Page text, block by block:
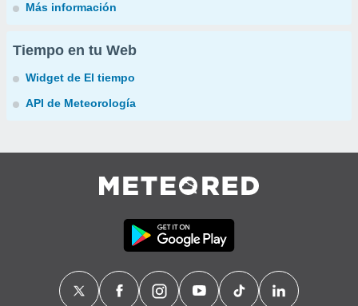
Más información
Tiempo en tu Web
Widget de El tiempo
API de Meteorología